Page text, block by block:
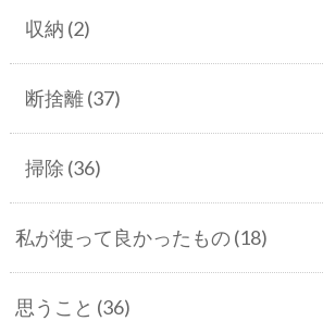
収納 (2)
断捨離(37)
掃除 (36)
私が使って良かったもの(18)
思うこと (36)